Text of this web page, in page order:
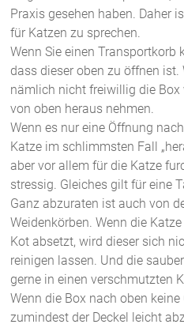
Praxis gesehen haben. Daher
für Katzen zu sprechen.
Wenn Sie einen Transportkorb
dass dieser oben zu öffnen ist.
nämlich nicht freiwillig die
von oben heraus nehmen.
Wenn es nur eine Öffnung
Katze im schlimmsten Fall
aber vor allem für die Katze
stressig. Gleiches gilt für eine
Ganz abzuraten ist auch von
Weidenkörben. Wenn die
Kot absetzt, wird dieser sich
reinigen lassen. Und die
gerne in einen verschmutzten
Wenn die Box nach oben
zumindest der Deckel leicht